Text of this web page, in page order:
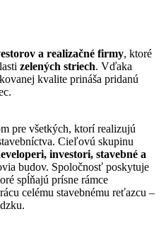
a realizačné firmy, ktoré
zelených striech. Vďaka
kvalite prináša pridanú
pre všetkých, ktorí realizujú
Cieľovú skupinu
investori, stavebné a
budov. Spoločnosť poskytuje
spĺňajú prísne rámce
celému stavebnému reťazcu –